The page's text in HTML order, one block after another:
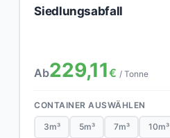
Siedlungsabfall
Ab229,11€ / Tonne
CONTAINER AUSWÄHLEN
3m³ 5m³ 7m³ 10m³